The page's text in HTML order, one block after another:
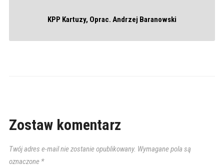
KPP Kartuzy, Oprac. Andrzej Baranowski
Zostaw komentarz
Twój adres e-mail nie zostanie opublikowany. Wymagane pola są
oznaczone *